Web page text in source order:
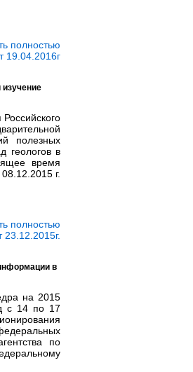
полностью
19.04.2016г
полезных
геологов в
время
г.
полностью
в
на 2015
с 14 по 17
по